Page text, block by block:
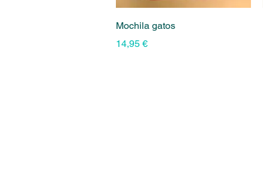
Vista rápida
Mochila gatos
Precio
14,95 €